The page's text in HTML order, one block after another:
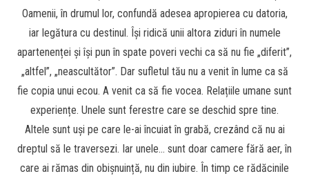
Oamenii, în drumul lor, confundă adesea apropierea cu datoria,
iar legătura cu destinul. Își ridică unii altora ziduri în numele
apartenenței și își pun în spate poveri vechi ca să nu fie „diferit”,
„altfel”, „neascultător”. Dar sufletul tău nu a venit în lume ca să
fie copia unui ecou. A venit ca să fie vocea. Relațiile umane sunt
experiențe. Unele sunt ferestre care se deschid spre tine.
Altele sunt uși pe care le-ai încuiat în grabă, crezând că nu ai
dreptul să le traversezi. Iar unele… sunt doar camere fără aer, în
care ai rămas din obișnuință, nu din iubire. În timp ce rădăcinile